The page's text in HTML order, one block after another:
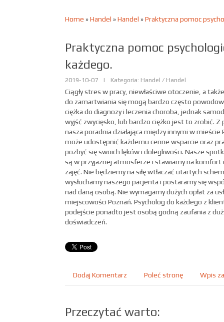
Home »Handel »Handel »Praktyczna pomoc
Praktyczna pomoc
każdego.
2019-10-07 | Kategoria: Handel / Handel
Ciągły stres w pracy, niewłaściwe otoczenie, a
do zamartwiania się mogą bardzo często
ciężka do diagnozy i leczenia choroba, jednak
wyjść zwycięsko, lub bardzo ciężko jest to zrobić. Z
nasza poradnia działająca między innymi w mieście
może udostępnić każdemu cenne wsparcie oraz
pozbyć się swoich lęków i dolegliwości. Nasze
są w przyjaznej atmosferze i stawiamy na komfort
zajęć. Nie będziemy na siłę wtłaczać utartych
wysłuchamy naszego pacjenta i postaramy się
nad daną osobą. Nie wymagamy dużych opłat za
miejscowości Poznań. Psycholog do każdego z
podejście ponadto jest osobą godną zaufania z
doświadczeń.
Dodaj Komentarz Poleć stronę Wpis
Przeczytać warto: